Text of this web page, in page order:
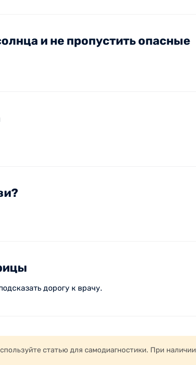
и не пропустить опасные
дорогу к врачу.
статью для самодиагностики. При наличии